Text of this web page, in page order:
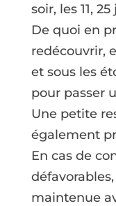
soir, les 11,
De quoi en
redécouvrir,
et sous les
pour passer
Une petite
également
En cas de
maintenue